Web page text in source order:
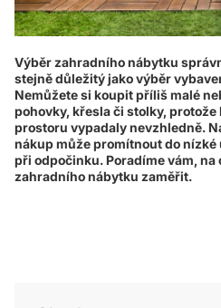
Výběr zahradního nábytku
stejně důležitý jako výběr
Nemůžete si koupit příliš malé
pohovky, křesla či stolky, protože
prostoru vypadaly nevzhledně.
nákup může promítnout do nízké
při odpočinku. Poradíme vám, na
zahradního nábytku zaměřit.